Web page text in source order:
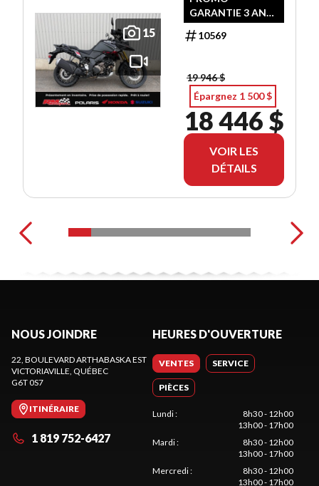
15
GARANTIE 3 ANS
+ RABAIS !
10569
19 946 $
Épargnez 1 500 $
18 446 $
VOIR LES
DÉTAILS
NOUS JOINDRE
22, BOULEVARD ARTHABASKA EST
VICTORIAVILLE, QUÉBEC
G6T 0S7
ITINÉRAIRE
1 819 752-6427
HEURES D'OUVERTURE
VENTES SERVICE
PIÈCES
Lundi:
8h30 - 12h00
13h00 - 17h00
Mardi:
8h30 - 12h00
13h00 - 17h00
Mercredi:
8h30 - 12h00
13h00 - 17h00